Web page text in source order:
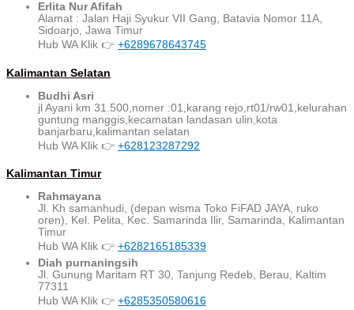
Erlita Nur Afifah
Alamat : Jalan Haji Syukur VII Gang, Batavia Nomor 11A,
Sidoarjo, Jawa Timur
Hub WA Klik 👉 +6289678643745
Kalimantan Selatan
Budhi Asri
jl Ayani km 31.500,nomer :01,karang rejo,rt01/rw01,kelurahan
guntung manggis,kecamatan landasan ulin,kota
banjarbaru,kalimantan selatan
Hub WA Klik 👉 +628123287292
Kalimantan Timur
Rahmayana
Jl. Kh samanhudi, (depan wisma Toko FiFAD JAYA, ruko
oren), Kel. Pelita, Kec. Samarinda Ilir, Samarinda, Kalimantan
Timur
Hub WA Klik 👉 +6282165185339
Diah purnaningsih
Jl. Gunung Maritam RT 30, Tanjung Redeb, Berau, Kaltim
77311
Hub WA Klik 👉 +6285350580616